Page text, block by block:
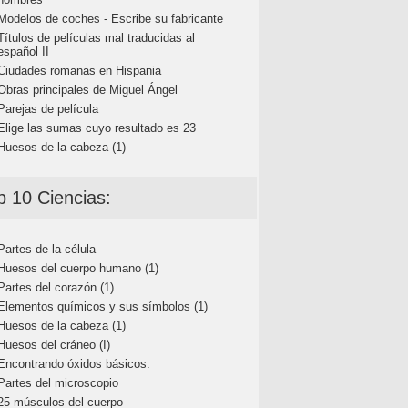
de coches - Escribe su fabricante
de películas mal traducidas al
II
romanas en Hispania
principales de Miguel Ángel
de película
las sumas cuyo resultado es 23
de la cabeza (1)
10 Ciencias:
de la célula
del cuerpo humano (1)
del corazón (1)
químicos y sus símbolos (1)
de la cabeza (1)
del cráneo (I)
óxidos básicos.
del microscopio
músculos del cuerpo